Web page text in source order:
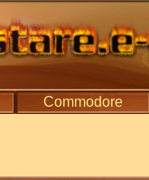
Commodore